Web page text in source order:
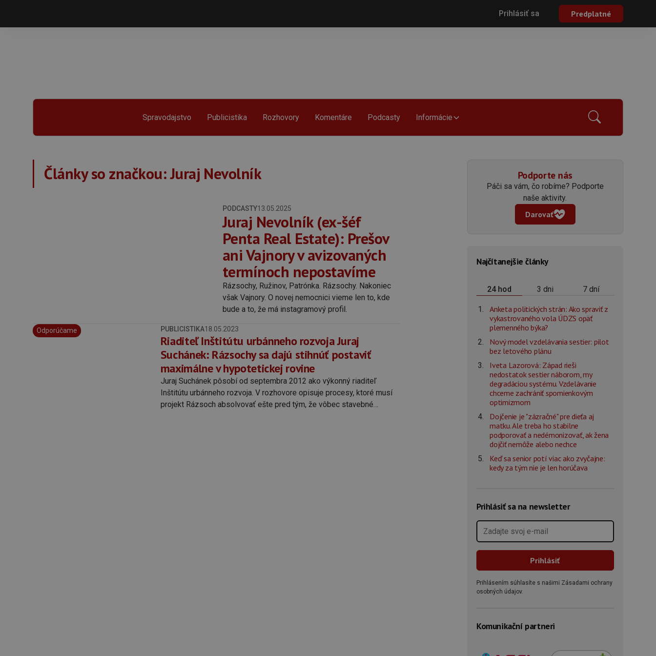
Prihlásiť sa Predplatné
Spravodajstvo Publicistika Rozhovory Komentáre Podcasty Informácie
Články so značkou:Juraj Nevolník
PODCASTY13.05.2025
Juraj Nevolník (ex-šéf
Penta Real Estate): Prešov
ani Vajnory v avizovaných
termínoch nepostavíme
Rázsochy, Ružinov, Patrónka. Rázsochy. Nakoniec
však Vajnory. O novej nemocnici vieme len to, kde
bude a to, že má instagramový profil.
Odporúčame PUBLICISTIKA18.05.2023
Riaditeľ Inštitútu urbánneho rozvoja Juraj
Suchánek: Rázsochy sa dajú stihnúť postaviť
maximálne v hypotetickej rovine
Juraj Suchánek pôsobí od septembra 2012 ako výkonný riaditeľ
Inštitútu urbánneho rozvoja. V rozhovore opisuje procesy, ktoré musí
projekt Rázsoch absolvovať ešte pred tým, že vôbec stavebné
Podporte nás
Páči sa vám, čo robíme? Podporte
naše aktivity.
Darovať
Najčítanejšie články
24 hod 3 dni 7 dní
Anketa politických strán: Ako spraviť z
vykastrovaného vola ÚDZS opäť
plemenného býka?
Nový model vzdelávania sestier: pilot
bez letového plánu
Iveta Lazorová: Západ rieši
nedostatok sestier náborom, my
degradáciou systému. Vzdelávanie
chceme zachrániť spomienkovým
optimizmom
Dojčenie je "zázračné" pre dieťa aj
matku. Ale treba ho stabilne
podporovať a nedémonizovať, ak žena
dojčiť nemôže alebo nechce
Keď sa senior potí viac ako zvyčajne:
kedy za tým nie je len horúčava
Prihlásiť sa na newsletter
Prihlásením súhlasíte s našimi Zásadami ochrany
osobných údajov.
Komunikační partneri